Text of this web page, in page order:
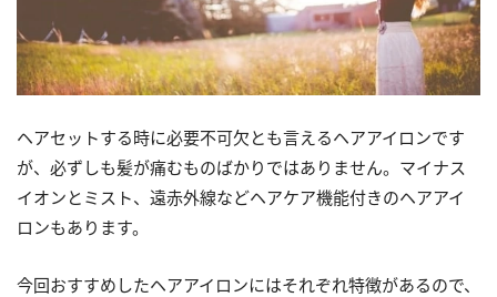
ヘアセットする時に必要不可欠とも言えるヘアアイロンです
が、必ずしも髪が痛むものばかりではありません。マイナス
イオンとミスト、遠赤外線などヘアケア機能付きのヘアアイ
ロンもあります。
今回おすすめしたヘアアイロンにはそれぞれ特徴があるので、